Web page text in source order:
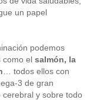
un papel
podemos
como el salmón, la
… todos ellos con
3 de gran
cerebral y sobre todo